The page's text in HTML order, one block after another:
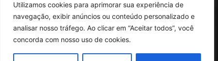
Utilizamos cookies para aprimorar sua experiência de
navegação, exibir anúncios ou conteúdo personalizado e
analisar nosso tráfego. Ao clicar em “Aceitar todos”, você
concorda com nosso uso de cookies.
SOBRE NÓS
Rua Conselheiro Antonio Prado, 121